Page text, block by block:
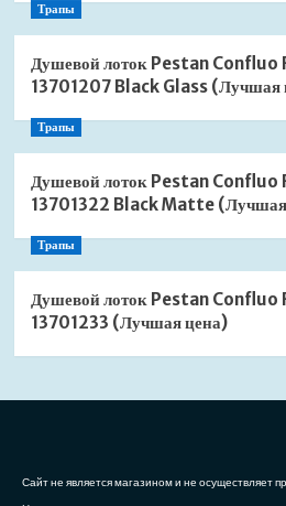
Трапы
Душевой лоток Pestan
13701207 Black Glass (Лучшая
Трапы
Душевой лоток Pestan
13701322 Black Matte
Трапы
Душевой лоток Pestan
13701233 (Лучшая цена)
Сайт не является магазином и не осуществляет